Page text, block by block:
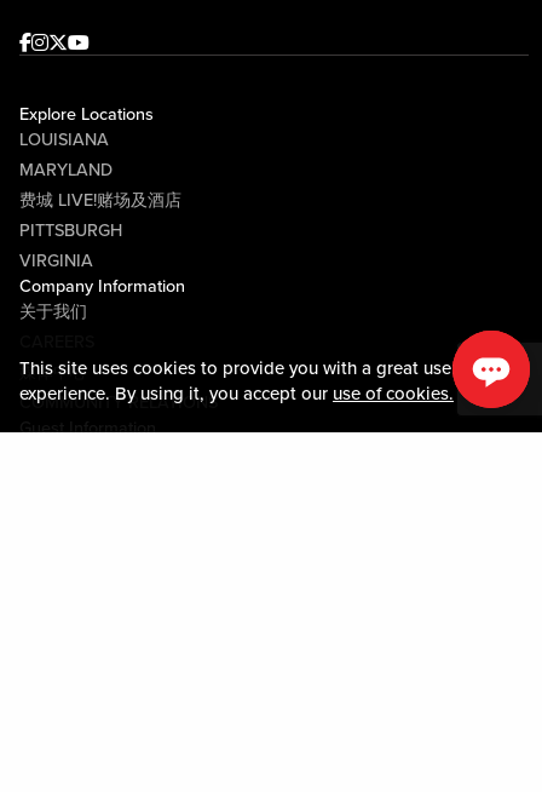
This site uses cookies to provide you with a great user
experience. By using it, you accept our use of cookies.
Facebook
Instagram
Twitter
Youtube
Explore Locations
LOUISIANA
MARYLAND
费城 LIVE!赌场及酒店
PITTSBURGH
VIRGINIA
Company Information
关于我们
媒体中心
COMMUNITY RELATIONS
Guest Information